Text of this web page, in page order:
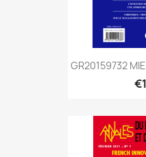
GR20159732